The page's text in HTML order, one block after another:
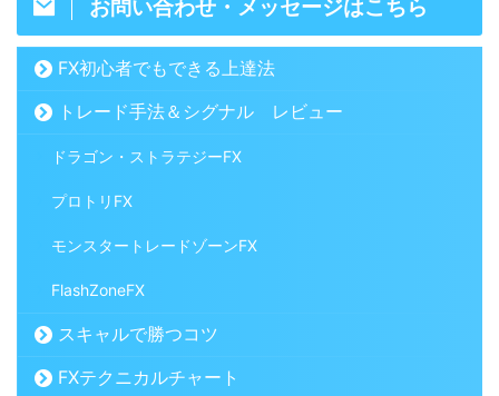
お問い合わせ・メッセージはこちら
FX初心者でもできる上達法
トレード手法＆シグナル レビュー
ドラゴン・ストラテジーFX
プロトリFX
モンスタートレードゾーンFX
FlashZoneFX
スキャルで勝つコツ
FXテクニカルチャート